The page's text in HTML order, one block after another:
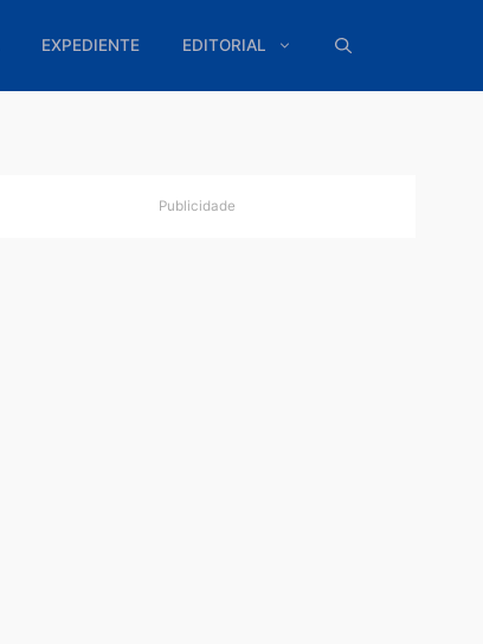
POLÍCIA EXPEDIENTE EDITORIAL